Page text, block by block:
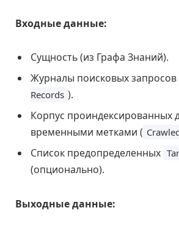
Входные данные:
Сущность (из Графа Знаний).
Журналы поисковых запросов
Records ).
Корпус проиндексированных
временными метками (
Список предопределенных
(опционально).
Выходные данные: